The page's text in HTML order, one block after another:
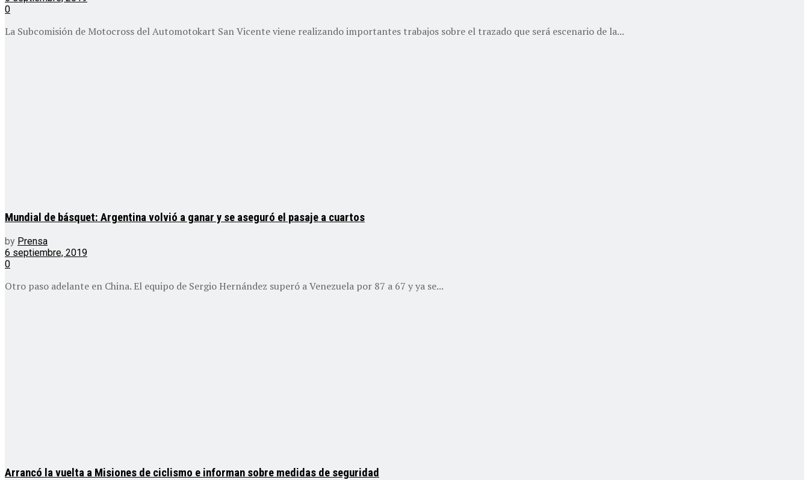
0
La Subcomisión de Motocross del Automotokart San Vicente viene realizando importantes trabajos sobre el trazado que será escenario de la...
Mundial de básquet: Argentina volvió a ganar y se aseguró el pasaje a cuartos
by Prensa
6 septiembre, 2019
0
Otro paso adelante en China. El equipo de Sergio Hernández superó a Venezuela por 87 a 67 y ya se...
Arrancó la vuelta a Misiones de ciclismo e informan sobre medidas de seguridad